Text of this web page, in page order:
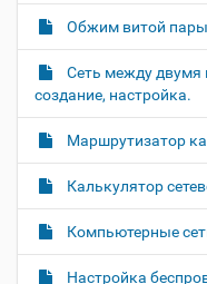
Обжим витой пары
Cеть между двумя
создание, настройка.
Маршрутизатор
Калькулятор
Компьютерные
Настройка